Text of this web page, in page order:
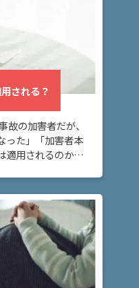
される？
故の加害者だが、
った」「加害者本
適用されるのか」